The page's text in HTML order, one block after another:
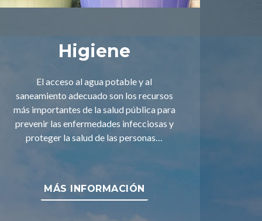
Higiene
El acceso al agua potable y al
saneamiento adecuado son los recursos
más importantes de la salud pública para
prevenir las enfermedades infecciosas y
proteger la salud de las personas…
MÁS INFORMACIÓN